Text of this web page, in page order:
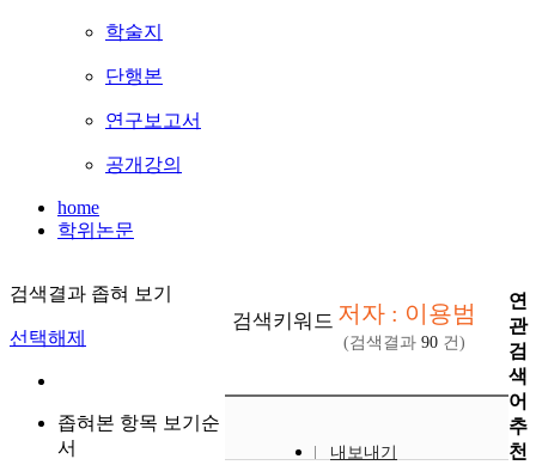
학술지
단행본
연구보고서
공개강의
home
학위논문
검색결과 좁혀 보기
선택해제
좁혀본 항목 보기순
서
검색키워드 저자 : 이용범
(검색결과 90 건)
내보내기
연
관
검
색
어
추
천